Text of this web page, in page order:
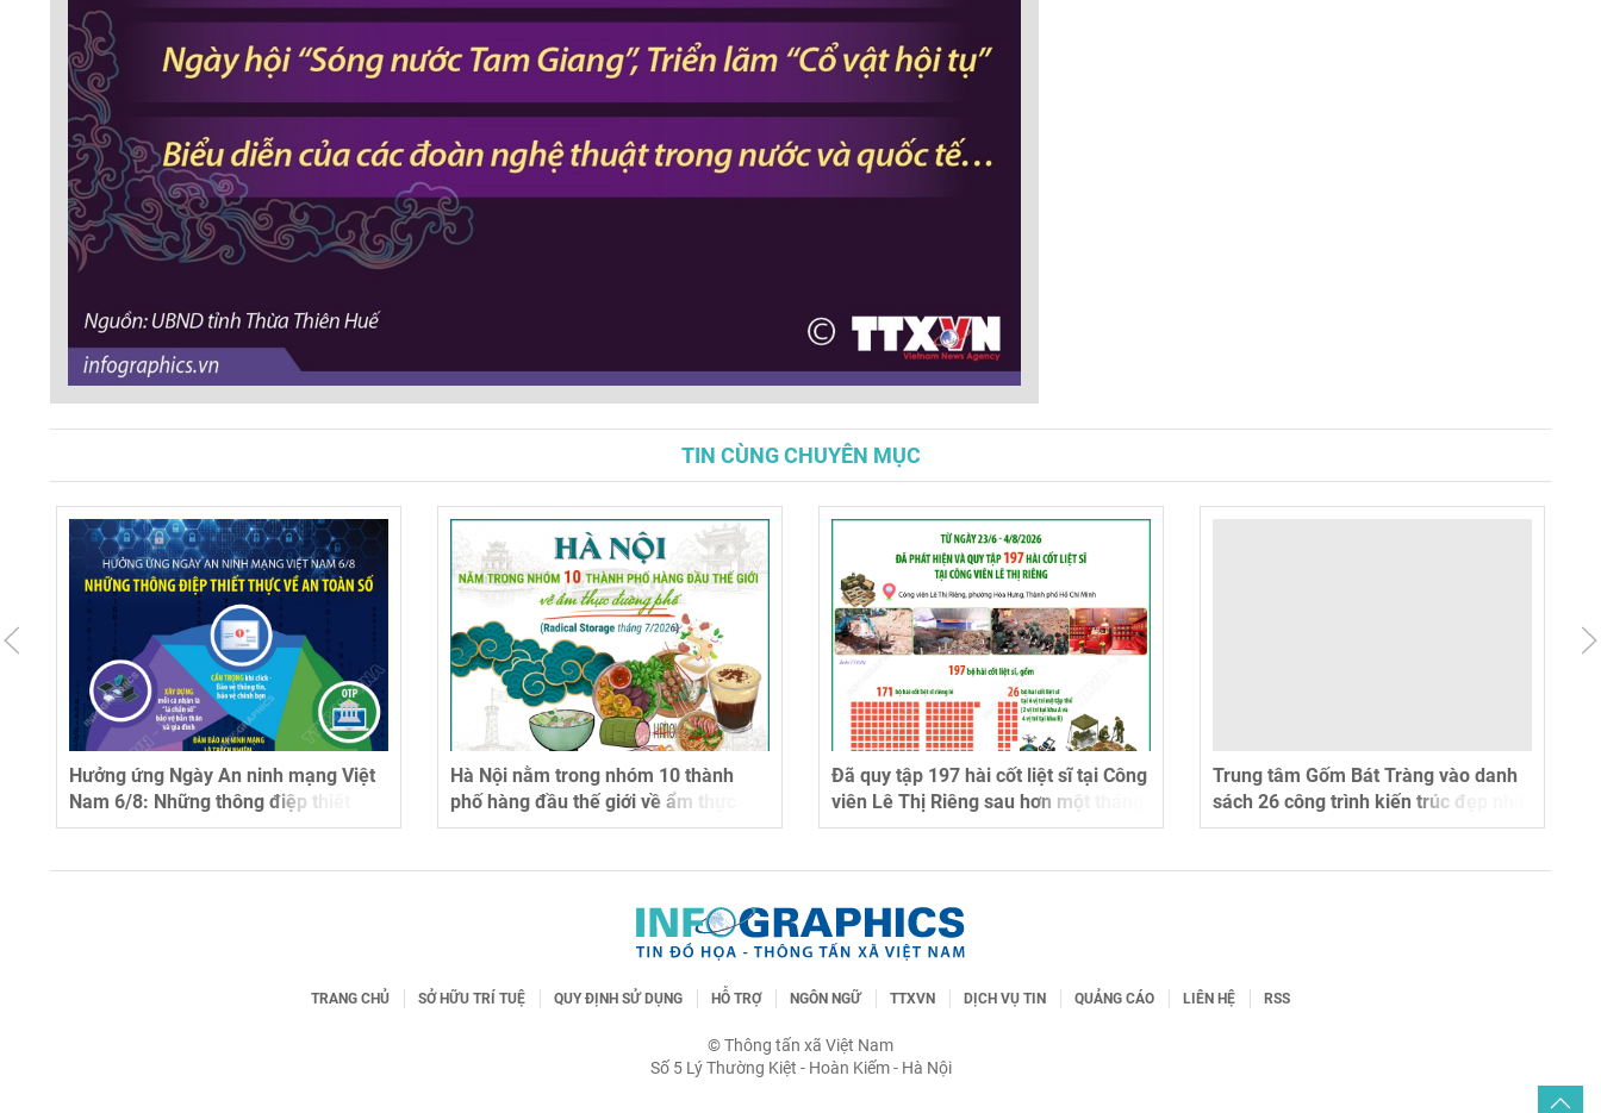
TIN CÙNG CHUYÊN MỤC
Hưởng ứng Ngày An ninh mạng Việt
Nam 6/8: Những thông điệp thiết
thực về an toàn số
Hà Nội nằm trong nhóm 10 thành
phố hàng đầu thế giới về ẩm thực
đường phố
Đã quy tập 197 hài cốt liệt sĩ tại Công
viên Lê Thị Riêng sau hơn một tháng
tìm kiếm
Trung tâm Gốm Bát Tràng vào danh
sách 26 công trình kiến trúc đẹp nhất
thế giới năm 2026
TRANG CHỦ SỞ HỮU TRÍ TUỆ QUY ĐỊNH SỬ DỤNG HỖ TRỢ NGÔN NGỮ TTXVN DỊCH VỤ TIN QUẢNG CÁO LIÊN HỆ RSS
© Thông tấn xã Việt Nam
Số 5 Lý Thường Kiệt - Hoàn Kiếm - Hà Nội